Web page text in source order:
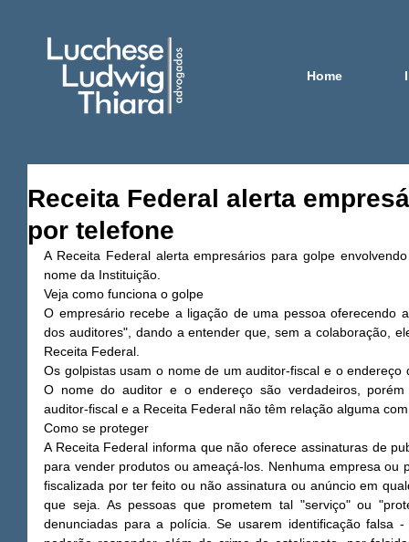
Home
Receita Federal alerta
por telefone
A Receita Federal alerta empresários para golpe
nome da Instituição.
Veja como funciona o golpe
O empresário recebe a ligação de uma pessoa oferecendo
dos auditores", dando a entender que, sem a colaboração,
Receita Federal.
Os golpistas usam o nome de um auditor-fiscal e o
O nome do auditor e o endereço são verdadeiros,
auditor-fiscal e a Receita Federal não têm relação alguma
Como se proteger
A Receita Federal informa que não oferece assinaturas de
para vender produtos ou ameaçá-los. Nenhuma empresa ou
fiscalizada por ter feito ou não assinatura ou anúncio em
que seja. As pessoas que prometem tal "serviço" ou
denunciadas para a polícia. Se usarem identificação falsa